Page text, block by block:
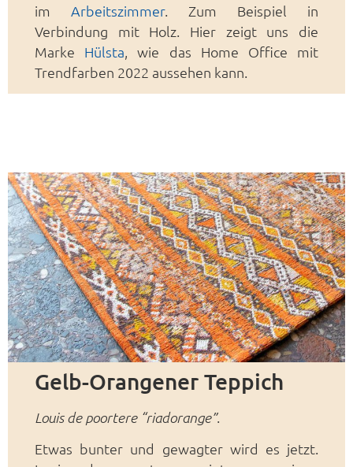
imArbeitszimmer. Zum Beispiel in
Verbindung mit Holz. Hier zeigt uns die
Marke Hülsta, wie das Home Office mit
Trendfarben 2022 aussehen kann.
Gelb-Orangener Teppich
Louis de poortere “riadorange”.
Etwas bunter und gewagter wird es jetzt.